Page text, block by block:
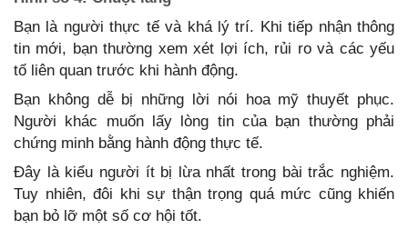
Bạn là người thực tế và khá lý trí. Khi tiếp nhận thông
tin mới, bạn thường xem xét lợi ích, rủi ro và các yếu
tố liên quan trước khi hành động.
Bạn không dễ bị những lời nói hoa mỹ thuyết phục.
Người khác muốn lấy lòng tin của bạn thường phải
chứng minh bằng hành động thực tế.
Đây là kiểu người ít bị lừa nhất trong bài trắc nghiệm.
Tuy nhiên, đôi khi sự thận trọng quá mức cũng khiến
bạn bỏ lỡ một số cơ hội tốt.